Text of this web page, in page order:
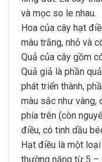
và mọc so le nhau.
Hoa của cây hạt
màu trắng, nhỏ và
Quả của cây gồm
Quả giả là phần
phát triển thành,
màu sắc như vàng,
phía trên (còn
điều, có tinh dầu
Hạt điều là một
thường nặng từ 5 –